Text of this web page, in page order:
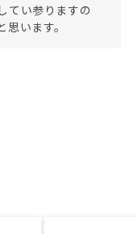
てい参りますの
います。